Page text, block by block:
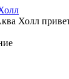
Холл